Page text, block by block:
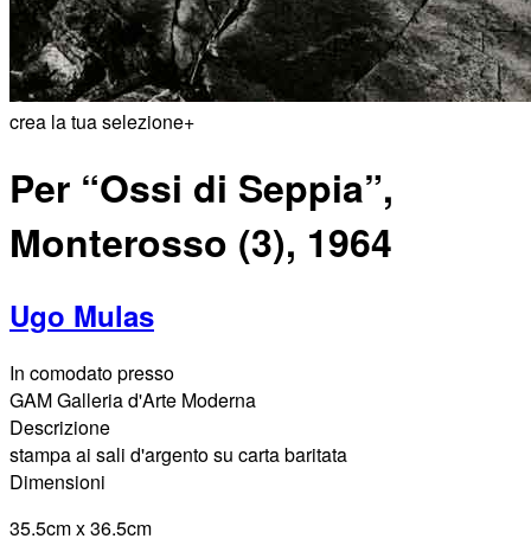
crea la tua selezione+
Per “Ossi di Seppia”,
Monterosso (3), 1964
Ugo Mulas
In comodato presso
GAM Galleria d'Arte Moderna
Descrizione
stampa ai sali d'argento su carta baritata
Dimensioni
35.5cm x 36.5cm